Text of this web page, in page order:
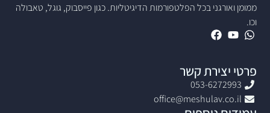
ממומן ואורגני בכל הפלטפורמות הדיגיטליות. כגון פייסבוק, גוגל, טאבולה
וכו.
פרטי יצירת קשר
053-6272993
office@meshulav.co.il